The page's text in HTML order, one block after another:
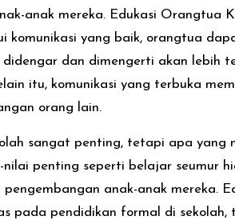
anak mereka. Edukasi
yang baik, orangtua
dan dimengerti akan
itu, komunikasi yang terbuka
orang lain.
sangat penting, tetapi apa
penting seperti belajar seumur
anak-anak mereka.
pada pendidikan formal di